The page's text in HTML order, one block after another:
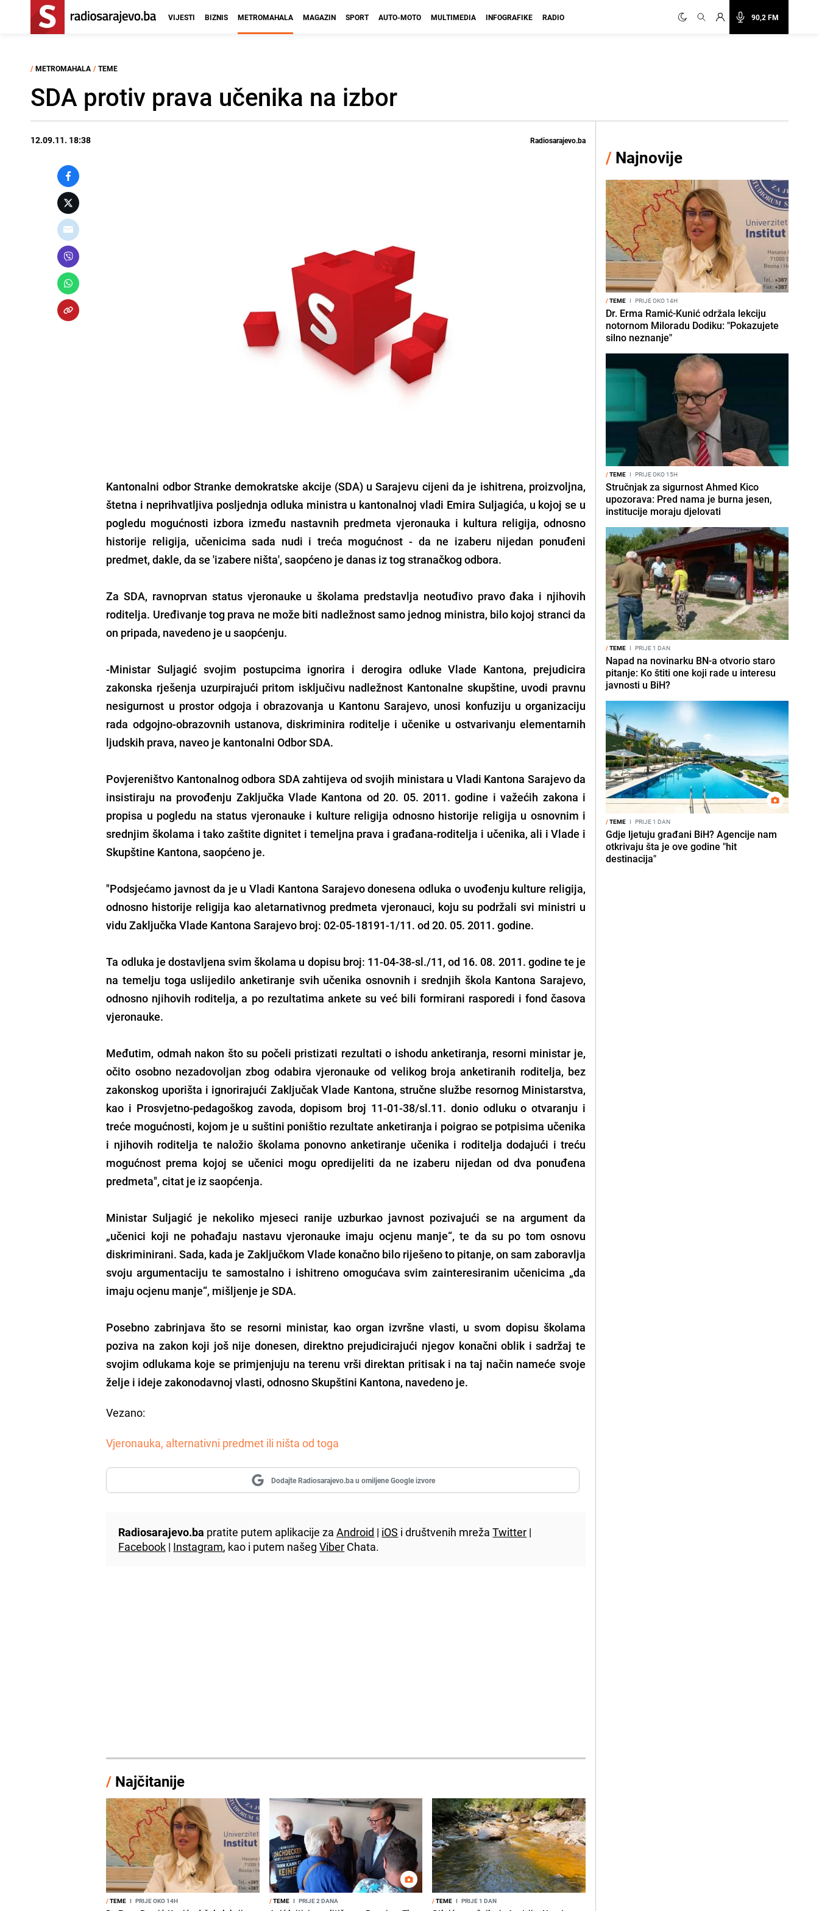
90,2 FM
VIJESTI BIZNIS METROMAHALA MAGAZIN SPORT AUTO-MOTO MULTIMEDIA INFOGRAFIKE RADIO
/ METROMAHALA / TEME
SDA protiv prava učenika na izbor
12.09.11. 18:38 Radiosarajevo.ba
Kantonalni odbor Stranke demokratske akcije (SDA) u Sarajevu cijeni da je ishitrena, proizvoljna,
štetna i neprihvatljiva posljednja odluka ministra u kantonalnoj vladi Emira Suljagića, u kojoj se u
pogledu mogućnosti izbora između nastavnih predmeta vjeronauka i kultura religija, odnosno
historije religija, učenicima sada nudi i treća mogućnost - da ne izaberu nijedan ponuđeni
predmet, dakle, da se 'izabere ništa', saopćeno je danas iz tog stranačkog odbora.
Za SDA, ravnoprvan status vjeronauke u školama predstavlja neotuđivo pravo đaka i njihovih
roditelja. Uređivanje tog prava ne može biti nadležnost samo jednog ministra, bilo kojoj stranci da
on pripada, navedeno je u saopćenju.
-Ministar Suljagić svojim postupcima ignorira i derogira odluke Vlade Kantona, prejudicira
zakonska rješenja uzurpirajući pritom isključivu nadležnost Kantonalne skupštine, uvodi pravnu
nesigurnost u prostor odgoja i obrazovanja u Kantonu Sarajevo, unosi konfuziju u organizaciju
rada odgojno-obrazovnih ustanova, diskriminira roditelje i učenike u ostvarivanju elementarnih
ljudskih prava, naveo je kantonalni Odbor SDA.
Povjereništvo Kantonalnog odbora SDA zahtijeva od svojih ministara u Vladi Kantona Sarajevo da
insistiraju na provođenju Zaključka Vlade Kantona od 20. 05. 2011. godine i važećih zakona i
propisa u pogledu na status vjeronauke i kulture religija odnosno historije religija u osnovnim i
srednjim školama i tako zaštite dignitet i temeljna prava i građana-roditelja i učenika, ali i Vlade i
Skupštine Kantona, saopćeno je.
"Podsjećamo javnost da je u Vladi Kantona Sarajevo donesena odluka o uvođenju kulture religija,
odnosno historije religija kao aletarnativnog predmeta vjeronauci, koju su podržali svi ministri u
vidu Zaključka Vlade Kantona Sarajevo broj: 02-05-18191-1/11. od 20. 05. 2011. godine.
Ta odluka je dostavljena svim školama u dopisu broj: 11-04-38-sl./11, od 16. 08. 2011. godine te je
na temelju toga uslijedilo anketiranje svih učenika osnovnih i srednjih škola Kantona Sarajevo,
odnosno njihovih roditelja, a po rezultatima ankete su već bili formirani rasporedi i fond časova
vjeronauke.
Međutim, odmah nakon što su počeli pristizati rezultati o ishodu anketiranja, resorni ministar je,
očito osobno nezadovoljan zbog odabira vjeronauke od velikog broja anketiranih roditelja, bez
zakonskog uporišta i ignorirajući Zaključak Vlade Kantona, stručne službe resornog Ministarstva,
kao i Prosvjetno-pedagoškog zavoda, dopisom broj 11-01-38/sl.11. donio odluku o otvaranju i
treće mogućnosti, kojom je u suštini poništio rezultate anketiranja i poigrao se potpisima učenika
i njihovih roditelja te naložio školama ponovno anketiranje učenika i roditelja dodajući i treću
mogućnost prema kojoj se učenici mogu opredijeliti da ne izaberu nijedan od dva ponuđena
predmeta", citat je iz saopćenja.
Ministar Suljagić je nekoliko mjeseci ranije uzburkao javnost pozivajući se na argument da
„učenici koji ne pohađaju nastavu vjeronauke imaju ocjenu manje“, te da su po tom osnovu
diskriminirani. Sada, kada je Zaključkom Vlade konačno bilo riješeno to pitanje, on sam zaboravlja
svoju argumentaciju te samostalno i ishitreno omogućava svim zainteresiranim učenicima „da
imaju ocjenu manje“, mišljenje je SDA.
Posebno zabrinjava što se resorni ministar, kao organ izvršne vlasti, u svom dopisu školama
poziva na zakon koji još nije donesen, direktno prejudicirajući njegov konačni oblik i sadržaj te
svojim odlukama koje se primjenjuju na terenu vrši direktan pritisak i na taj način nameće svoje
želje i ideje zakonodavnoj vlasti, odnosno Skupštini Kantona, navedeno je.
Vezano:
Vjeronauka, alternativni predmet ili ništa od toga
Dodajte Radiosarajevo.ba u omiljene Google izvore
Radiosarajevo.ba pratite putem aplikacije zaAndroid | iOS i društvenih mrežaTwitter |
Facebook | Instagram, kao i putem našegViber Chata.
/ Najčitanije
/TEME I PRIJE OKO 14H /TEME I PRIJE 2 DANA /TEME I PRIJE 1 DAN
/ Najnovije
/TEME I PRIJE OKO 14H
Dr. Erma Ramić-Kunić održala lekciju
notornom Miloradu Dodiku: "Pokazujete
silno neznanje"
/TEME I PRIJE OKO 15H
Stručnjak za sigurnost Ahmed Kico
upozorava: Pred nama je burna jesen,
institucije moraju djelovati
/TEME I PRIJE 1 DAN
Napad na novinarku BN-a otvorio staro
pitanje: Ko štiti one koji rade u interesu
javnosti u BiH?
/TEME I PRIJE 1 DAN
Gdje ljetuju građani BiH? Agencije nam
otkrivaju šta je ove godine "hit
destinacija"